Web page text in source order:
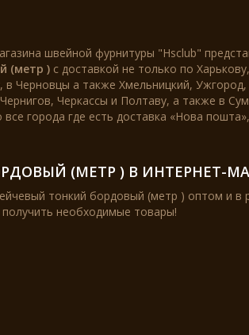
швейной фурнитуры "Hsclub"
(метр ) с доставкой не только по
Черновцы а также Хмельницкий,
Черкассы и Полтаву, а также в
города где есть доставка «Нова
(МЕТР ) В ИНТЕРНЕТ-
тонкий бордовый (метр ) оптом и в
получить необходимые товары!